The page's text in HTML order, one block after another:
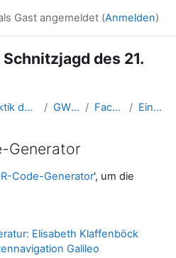
Gast angemeldet (Anmelden)
des 21.
Didaktik der naturwissenschaftlichen Geographie (GW B 2.3) GW_FDNawiGeo_Geocaching Fachbegriffe und Abkürzungen Einer der QR-Code-Generator
Generator
Code-Generator', um die
Elisabeth Klaffenböck
Galileo